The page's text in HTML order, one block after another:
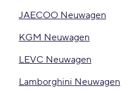
JAECOO Neuwagen
KGM Neuwagen
LEVC Neuwagen
Lamborghini Neuwagen